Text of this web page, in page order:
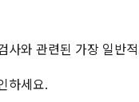
사와 관련된 가장 일반
하세요.